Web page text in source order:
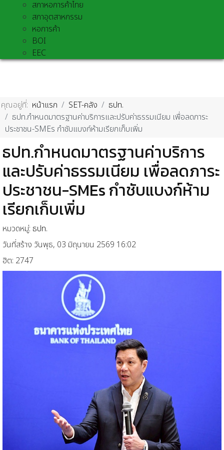
สภาหอการค้าไทย
สภาอุตสาหกรรม
หอการค้า
BOI
EEC
คุณอยู่ที่: หน้าแรก SET-คลัง
ธปท.
ธปท.กำหนดมาตรฐานค่าบริการและปรับค่าธรรมเนียม เพื่อลดภาระ
ประชาชน-SMEs กำชับแบงก์ห้ามเรียกเก็บเพิ่ม
ธปท.กำหนดมาตรฐานค่าบริการ
และปรับค่าธรรมเนียม เพื่อลดภาระ
ประชาชน-SMEs กำชับแบงก์ห้าม
เรียกเก็บเพิ่ม
หมวดหมู่: ธปท.
วันที่สร้าง วันพุธ, 03 มิถุนายน 2569 16:02
ฮิต: 2747